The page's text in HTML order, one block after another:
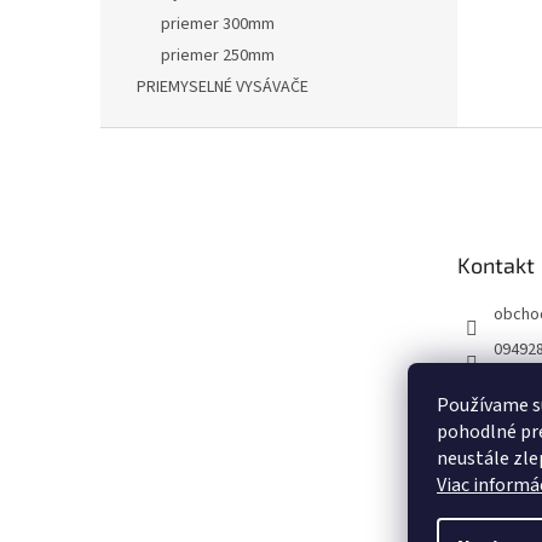
Používame
pohodlné
neustále
Viac
priemer 300mm
priemer 250mm
PRIEMYSELNÉ VYSÁVAČE
Kontakt